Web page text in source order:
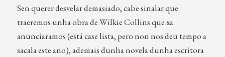
Sen querer desvelar demasiado, cabe sinalar que
traeremos unha obra de Wilkie Collins que xa
anunciaramos (está case lista, pero non nos deu tempo a
sacala este ano), ademais dunha novela dunha escritora